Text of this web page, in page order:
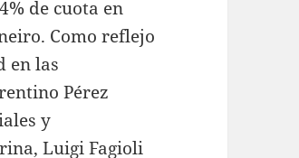
de cuota en
Como reflejo
en las
Pérez
y
Luigi Fagioli